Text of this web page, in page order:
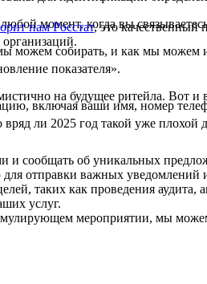
нам Росстат, это качественный
организаций.
показателя».
на будущее ритейла. Вот и
ли 2025 год такой уже плохой
момент, когда вы
можем собирать, и как мы можем
включая ваши имя, номер
и сообщать об уникальных
отправки важных уведомлений
таких как проведения аудита,
услуг.
мероприятии, мы